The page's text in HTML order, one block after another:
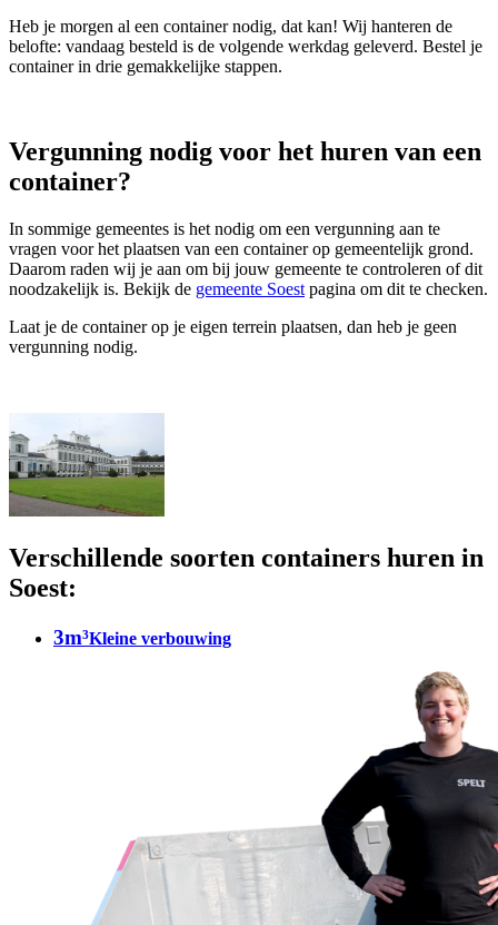
Heb je morgen al een container nodig, dat kan! Wij hanteren de
belofte: vandaag besteld is de volgende werkdag geleverd. Bestel je
container in drie gemakkelijke stappen.
Vergunning nodig voor het huren van een
container?
In sommige gemeentes is het nodig om een vergunning aan te
vragen voor het plaatsen van een container op gemeentelijk grond.
Daarom raden wij je aan om bij jouw gemeente te controleren of dit
noodzakelijk is. Bekijk de gemeente Soest pagina om dit te checken.
Laat je de container op je eigen terrein plaatsen, dan heb je geen
vergunning nodig.
Verschillende soorten containers huren in
Soest:
3m³Kleine verbouwing